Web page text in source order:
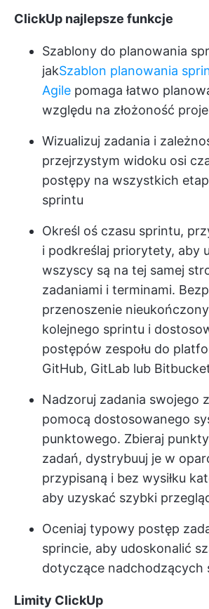
ClickUp najlepsze funkcje
Szablony do planowania
jakSzablon planowania
Agile pomaga łatwo
względu na złożoność
Wizualizuj zadania i
przejrzystym widoku osi
postępy na wszystkich
sprintu
Określ oś czasu sprintu,
i podkreślaj priorytety, aby
wszyscy są na tej samej
zadaniami i terminami.
przenoszenie
kolejnego sprintu i
postępów zespołu do
GitHub, GitLab lub
Nadzoruj zadania swojego
pomocą dostosowanego
punktowego. Zbieraj
zadań, dystrybuuj je w
przypisaną i bez wysiłku
aby uzyskać szybki
Oceniaj typowy postęp
sprincie, aby udoskonalić
dotyczące nadchodzących
Limity ClickUp